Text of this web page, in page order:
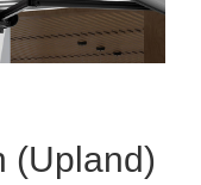
(Upland)